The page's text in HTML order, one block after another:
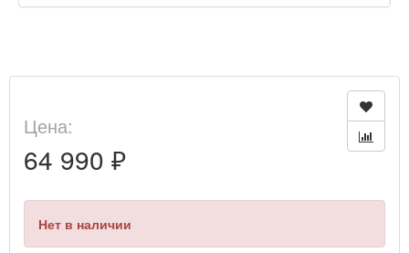
Цена:
64 990 ₽
Нет в наличии